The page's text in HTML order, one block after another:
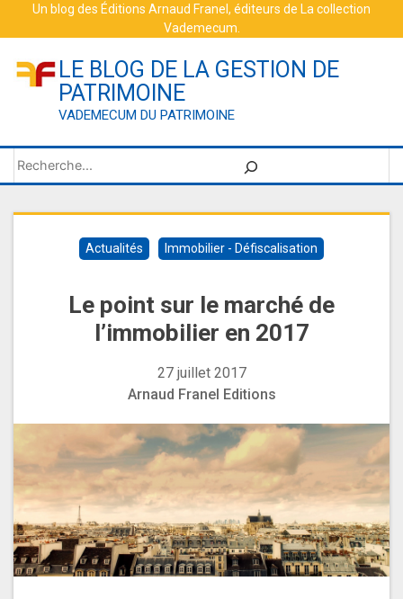
Un blog des Éditions Arnaud Franel , éditeurs de La collection
Vademecum
LE BLOG DE LA GESTION DE
PATRIMOINE
VADEMECUM DU PATRIMOINE
Rechercher
Actualités Immobilier - Défiscalisation
Le point sur le marché de
l’immobilier en 2017
27 juillet 2017
Arnaud Franel Editions